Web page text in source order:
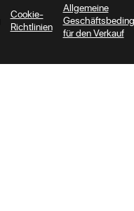
Cookie-
Richtlinien
Allgemeine
für den Verkauf